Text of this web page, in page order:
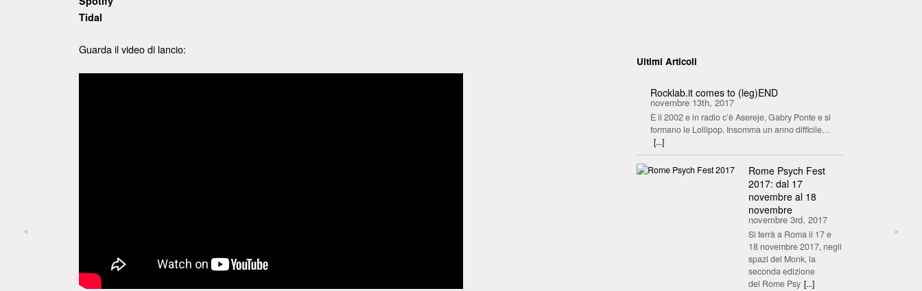
Post navigation
< >
Tidal
Guarda il video di lancio:
Ultimi Articoli
Rocklab.it comes to (leg)END
novembre 13th, 2017
È il 2002 e in radio c’è Asereje, Gabry Ponte e si
formano le Lollipop. Insomma un anno difficile…
[...]
Rome Psych Fest
2017: dal 17
novembre al 18
novembre
novembre 3rd, 2017
Si terrà a Roma il 17 e
18 novembre 2017, negli
spazi del Monk, la
seconda edizione
del Rome Psy [...]